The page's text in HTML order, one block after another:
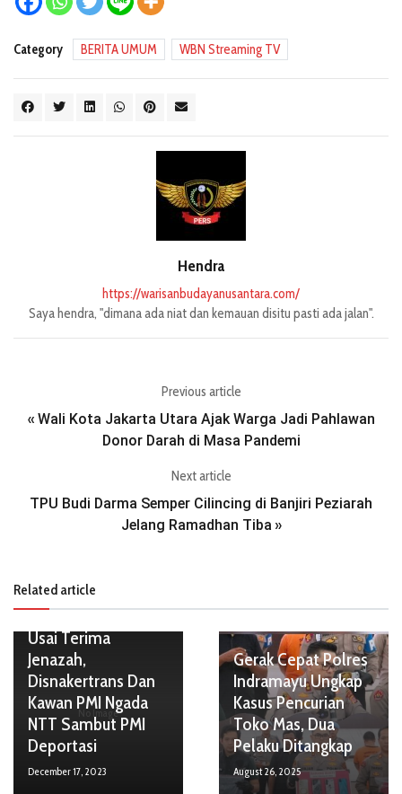
Category BERITA UMUM WBN Streaming TV
Hendra
https://warisanbudayanusantara.com/
Saya hendra, "dimana ada niat dan kemauan disitu pasti ada jalan".
Previous article
« Wali Kota Jakarta Utara Ajak Warga Jadi Pahlawan
Donor Darah di Masa Pandemi
Next article
TPU Budi Darma Semper Cilincing di Banjiri Peziarah
Jelang Ramadhan Tiba »
Related article
No Image
Usai Terima
Jenazah,
Disnakertrans Dan
Kawan PMI Ngada
NTT Sambut PMI
Deportasi
December 17, 2023
Gerak Cepat Polres
Indramayu Ungkap
Kasus Pencurian
Toko Mas, Dua
Pelaku Ditangkap
August 26, 2025